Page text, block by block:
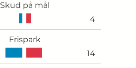
Skud på mål
4
Frispark
14